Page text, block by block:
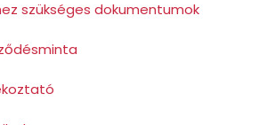
szükséges dokumentumok